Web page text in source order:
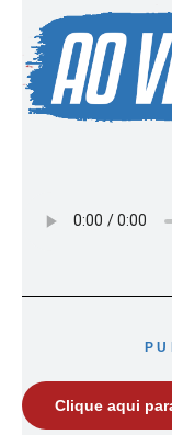
Clique aqui